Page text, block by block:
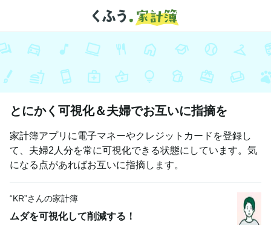
とにかく可視化＆夫婦でお互いに指摘を
家計簿アプリに電子マネーやクレジットカードを登録し
て、夫婦2人分を常に可視化できる状態にしています。気
になる点があればお互いに指摘します。
“KR”さんの家計簿
ムダを可視化して削減する！